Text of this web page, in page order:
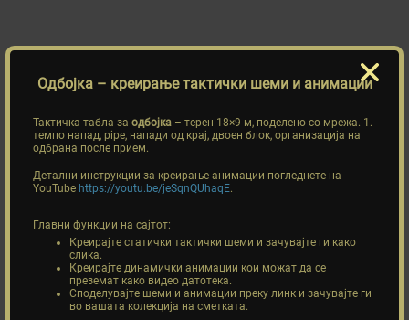
Одбојка– креирање тактички шеми и анимации
Тактичка табла заодбојка – терен 18×9 м, поделено со мрежа. 1.
темпо напад, pipe, напади од крај, двоен блок, организација на
одбрана после прием.
Детални инструкции за креирање анимации погледнете на
YouTube https://youtu.be/jeSqnQUhaqE.
Главни функции на сајтот:
Креирајте статички тактички шеми и зачувајте ги како
слика.
Креирајте динамички анимации кои можат да се
преземат како видео датотека.
Споделувајте шеми и анимации преку линк и зачувајте ги
во вашата колекција на сметката.